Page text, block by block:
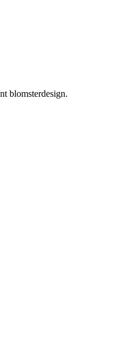
blomsterdesign.